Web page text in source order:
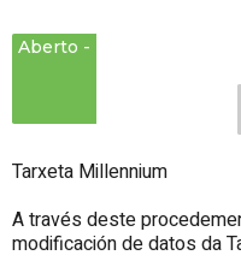
Aberto
Tarxeta Millennium
A través deste
modificación de datos da